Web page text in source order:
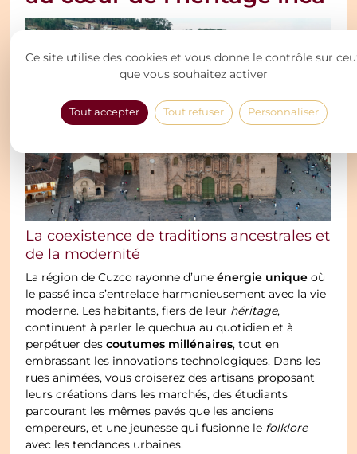
La coexistence de traditions ancestrales et
de la modernité
La région de Cuzco rayonne d’uneénergie unique où
le passé inca s’entrelace harmonieusement avec la vie
moderne. Les habitants, fiers de leur héritage,
continuent à parler le quechua au quotidien et à
perpétuer descoutumes millénaires, tout en
embrassant les innovations technologiques. Dans les
rues animées, vous croiserez des artisans proposant
leurs créations dans les marchés, des étudiants
parcourant les mêmes pavés que les anciens
empereurs, et une jeunesse qui fusionne le folklore
avec les tendances urbaines.
Ce site utilise des cookies et vous donne le contrôle sur
que vous souhaitez activer
Tout accepter Tout refuser Personnaliser